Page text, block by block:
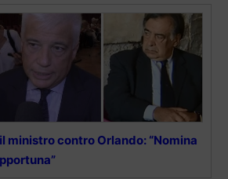
ministro contro Orlando: “Nomina